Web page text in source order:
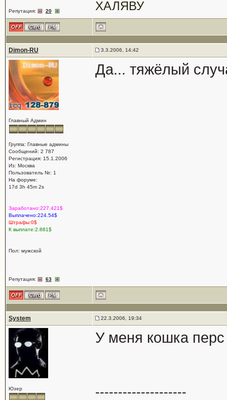
Репутация: 20
ХАЛЯВУ
Dimon-RU 3.3.2006, 14:42
Главный Админ
Группа: Главные админы
Сообщений: 2 787
Регистрация: 15.1.2006
Из: Москва
Пользователь №: 1
На форуме:
17d 3h 45m 2s
Заработано:227.421$
Выплачено:224.54$
Штрафы:0$
К выплате:2.881$
Пол: мужской
Репутация: 63
Да... тяжёлый
System 22.3.2006, 19:34
Юзер
У меня кошка
--------------------